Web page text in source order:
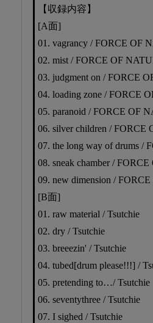
【収録内容】
[A面]
01. vagrancy / FORCE OF
02. mist / FORCE OF
03. judgment on / FORCE
04. loading zone / FORCE
05. paranoid / FORCE OF
06. silver children / FORCE
07. the long way of drums /
08. sneak chamber /
09. new dimension /
[B面]
01. raw material / Tsutchie
02. dry / Tsutchie
03. breeezin' / Tsutchie
04. tubed[drum please!!!] /
05. pretending to…/ Tsutchie
06. seventythree / Tsutchie
07. I sighed / Tsutchie